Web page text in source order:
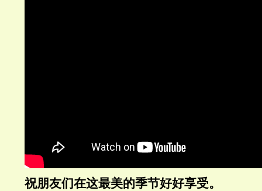
祝朋友们在这最美的季节好好享受。